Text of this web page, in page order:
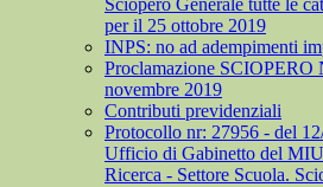
Sciopero Generale tutte le
per il 25 ottobre 2019
INPS: no ad adempimenti
Proclamazione
novembre 2019
Contributi previdenziali
Protocollo nr: 27956 - del
Ufficio di Gabinetto del
Ricerca - Settore Scuola.